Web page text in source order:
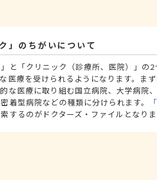
」のちがいについて
と「クリニック（診療所、医院）」の
医療を受けられるようになります。ま
な医療に取り組む国立病院、大学病院
着型病院などの種類に分けられます。
するのがドクターズ・ファイルとなりま